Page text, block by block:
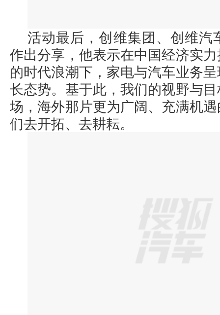
活动最后，创维集团、创维汽
作出分享，他表示在中国经济实
的时代浪潮下，家电与汽车业务
长态势。基于此，我们的视野与
场，海外那片更为广阔、充满机
们去开拓、去耕耘。